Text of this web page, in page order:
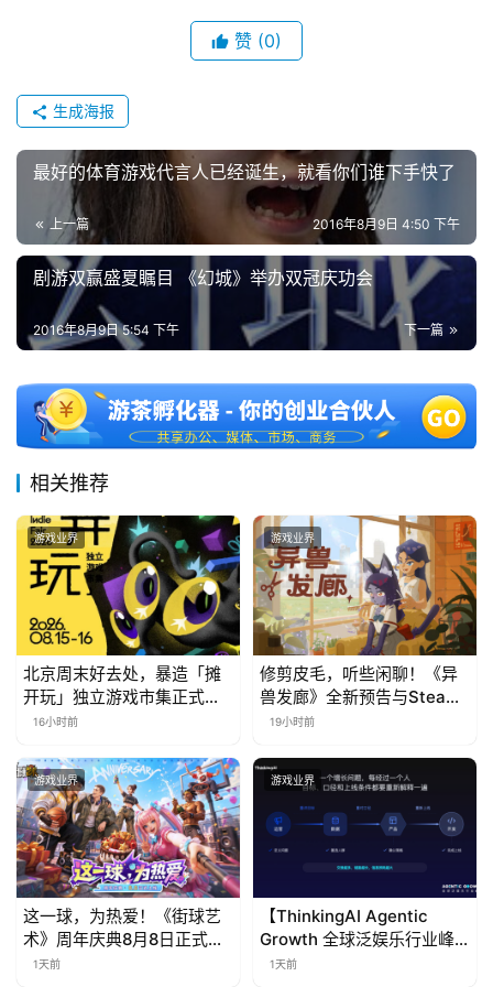
海
站
文
国
赞 (0)
生成海报
最好的体育游戏代言人已经诞生，就看你们谁下手快了
上一篇 2016年8月9日 4:50 下午
剧游双赢盛夏瞩目 《幻城》举办双冠庆功会
下一篇
2016年8月9日 5:54 下午
相关推荐
游戏业界
北京周末好去处，暴造「摊
开玩」独立游戏市集正式开
票！
16小时前
游戏业界
修剪皮毛，听些闲聊！《异
兽发廊》全新预告与Steam
免费试玩公开
19小时前
游戏业界
这一球，为热爱！《街球艺
术》周年庆典8月8日正式上
线，多重福利与全新内容同
1天前
游戏业界
【ThinkingAI Agentic
Growth 全球泛娱乐行业峰
会】Agent 时代，人到底负
1天前